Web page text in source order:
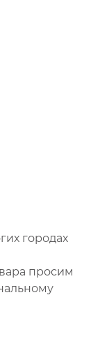
городах
просим